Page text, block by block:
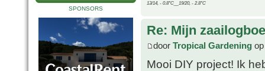
SPONSORS
13/14, - 0.8°C__19/20, - 2.8°C
Re: Mijn
door Tropical Gardening
Mooi DIY project! Ik